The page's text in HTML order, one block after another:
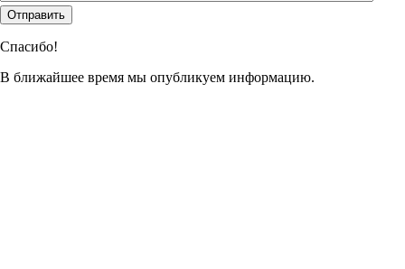
Спасибо!
В ближайшее время мы опубликуем информацию.